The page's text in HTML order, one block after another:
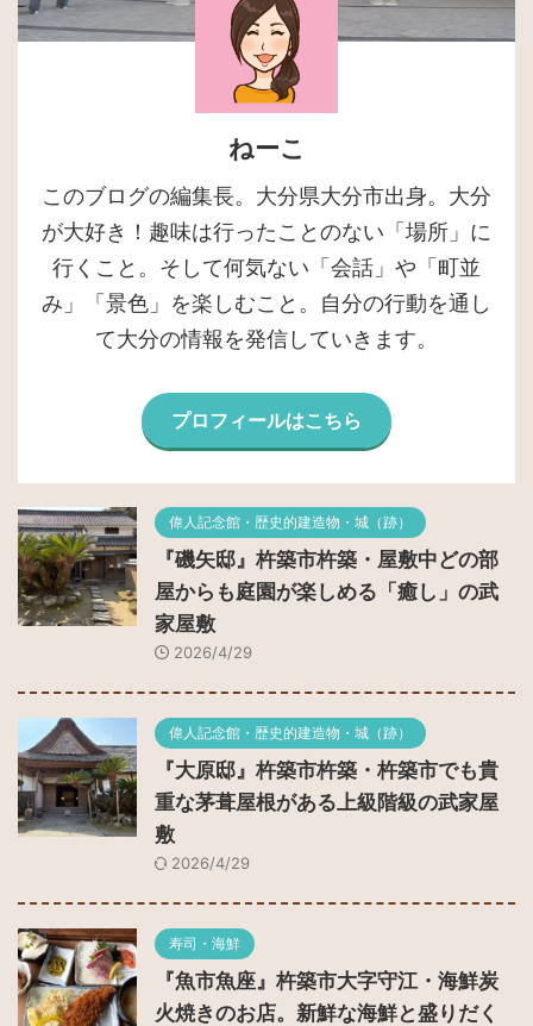
ねーこ
このブログの編集長。大分県大分市出身。大分
が大好き！趣味は行ったことのない「場所」に
行くこと。そして何気ない「会話」や「町並
み」「景色」を楽しむこと。自分の行動を通し
て大分の情報を発信していきます。
プロフィールはこちら
偉人記念館・歴史的建造物・城（跡）
『磯矢邸』杵築市杵築・屋敷中どの部
屋からも庭園が楽しめる「癒し」の武
家屋敷
2026/4/29
偉人記念館・歴史的建造物・城（跡）
『大原邸』杵築市杵築・杵築市でも貴
重な茅葺屋根がある上級階級の武家屋
敷
2026/4/29
寿司・海鮮
『魚市魚座』杵築市大字守江・海鮮炭
火焼きのお店。新鮮な海鮮と盛りだく